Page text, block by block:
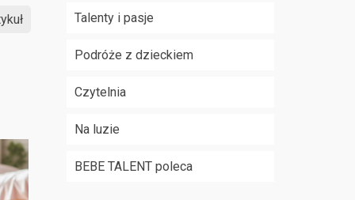
Talenty i pasje
Podróże z dzieckiem
Czytelnia
Na luzie
BEBE TALENT poleca